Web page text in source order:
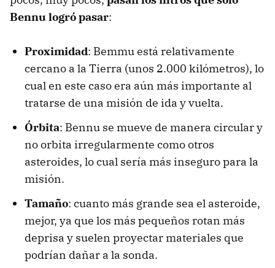
Bennu logró pasar:
Proximidad: Bemmu está relativamente
cercano a la Tierra (unos 2.000 kilómetros), lo
cual en este caso era aún más importante al
tratarse de una misión de ida y vuelta.
Órbita: Bennu se mueve de manera circular y
no orbita irregularmente como otros
asteroides, lo cual sería más inseguro para la
misión.
Tamaño: cuanto más grande sea el asteroide,
mejor, ya que los más pequeños rotan más
deprisa y suelen proyectar materiales que
podrían dañar a la sonda.